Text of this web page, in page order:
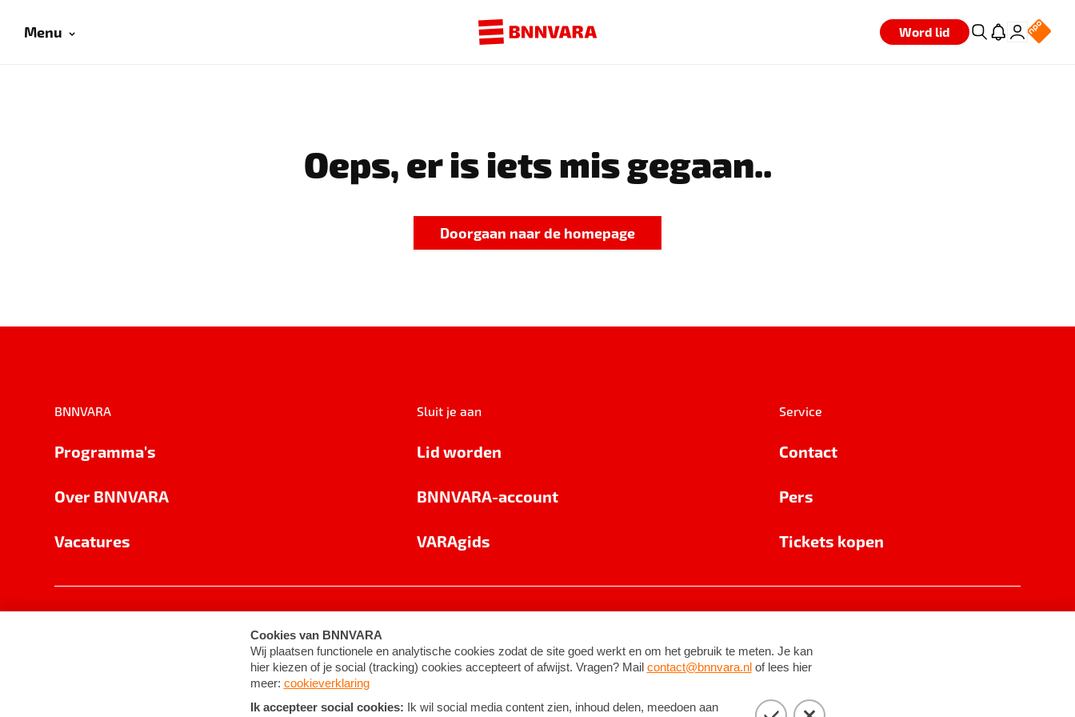
Menu Word lid
Oeps, er is iets mis gegaan..
Doorgaan naar de homepage
BNNVARA
Programma's
Over BNNVARA
Vacatures
Sluit je aan
Lid worden
BNNVARA-account
VARAgids
Service
Contact
Pers
Tickets kopen
Cookie-instellingen Algemene voorwaarden ©2026BNNVARA